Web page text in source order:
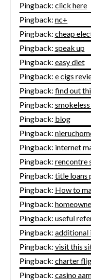
Pingback: click here
Pingback: nc+
Pingback: cheap
Pingback: speak up
Pingback: easy diet
Pingback: e cigs
Pingback: find out
Pingback:
Pingback: blog
Pingback:
Pingback: internet
Pingback: rencontre
Pingback: title loans
Pingback: How to
Pingback:
Pingback: useful
Pingback: additional
Pingback: visit this
Pingback: charter
Pingback: casino